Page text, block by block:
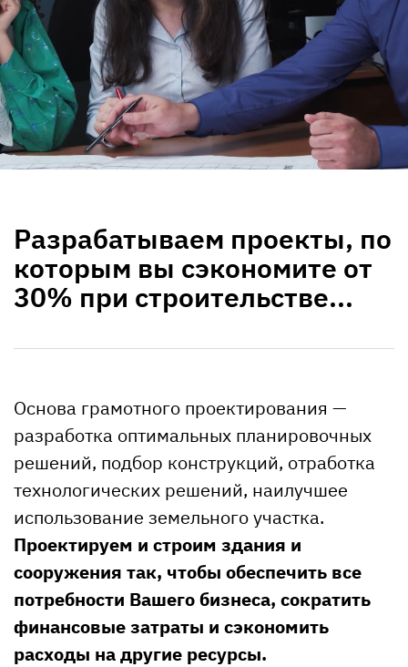
Разрабатываем проекты, по
которым вы сэкономите от
30% при строительстве...
Основа грамотного проектирования —
разработка оптимальных планировочных
решений, подбор конструкций, отработка
технологических решений, наилучшее
использование земельного участка.
Проектируем и строим здания и
сооружения так, чтобы обеспечить все
потребности Вашего бизнеса, сократить
финансовые затраты и сэкономить
расходы на другие ресурсы.